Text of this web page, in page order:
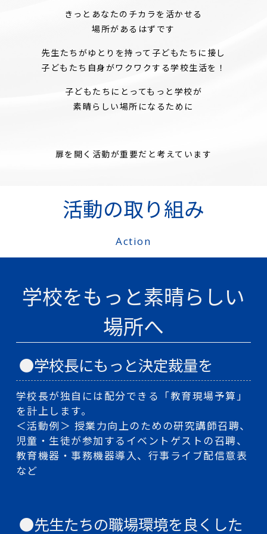
きっとあなたのチカラを活かせる
場所があるはずです
先生たちがゆとりを持って子どもたちに接し
子どもたち自身がワクワクする学校生活を！
子どもたちにとってもっと学校が
素晴らしい場所になるために
扉を開く活動が重要だと考えています
活動の取り組み
Action
学校をもっと素晴らしい
場所へ
●学校長にもっと決定裁量を
学校長が独自には配分できる「教育現場予算」
を計上します。
＜活動例＞ 授業力向上のための研究講師召聘、
児童・生徒が参加するイベントゲストの召聘、
教育機器・事務機器導入、行事ライブ配信意表
など
●先生たちの職場環境を良くした